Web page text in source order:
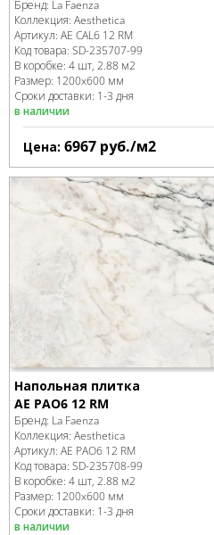
Бренд: La Faenza
Коллекция: Aesthetica
Артикул: AE CAL6 12 RM
Код товара: SD-235707-99
В коробке: 4 шт, 2.88 м2
Размер: 1200x600 мм
Сроки доставки: 1-3 дня
в наличии
Цена: 6967 руб./м2
Напольная плитка
AE PAO6 12 RM
Бренд: La Faenza
Коллекция: Aesthetica
Артикул: AE PAO6 12 RM
Код товара: SD-235708-99
В коробке: 4 шт, 2.88 м2
Размер: 1200x600 мм
Сроки доставки: 1-3 дня
в наличии